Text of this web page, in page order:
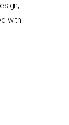
with